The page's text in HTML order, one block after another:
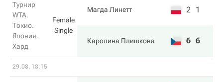
Турнир
WTA.
Токио.
Япония.
Хард
Female
Single
Магда Линетт 2 1
Каролина Плишкова 6 6
29.08, 18:15